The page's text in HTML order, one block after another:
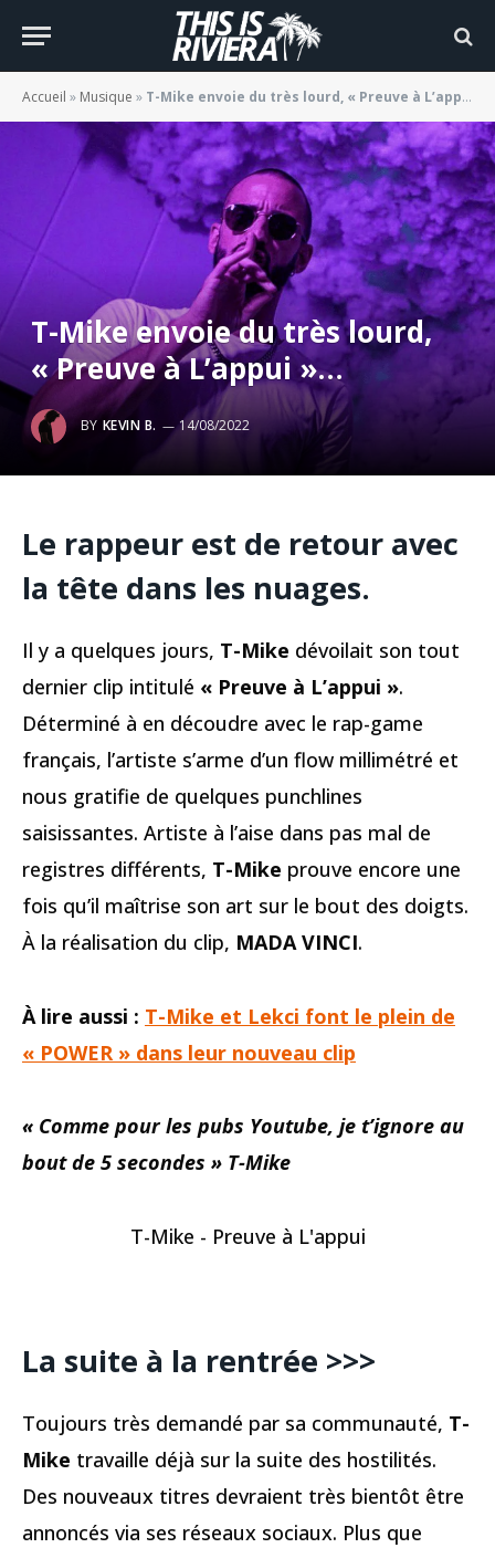
Accueil » Musique » T-Mike envoie du très lourd, « Preuve à L’appui »…
T-Mike envoie du très lourd,
« Preuve à L’appui »…
BY KEVIN B. 14/08/2022
Le rappeur est de retour avec
la tête dans les nuages.
Il y a quelques jours, T-Mike dévoilait son tout
dernier clip intitulé « Preuve à L’appui ».
Déterminé à en découdre avec le rap-game
français, l’artiste s’arme d’un flow millimétré et
nous gratifie de quelques punchlines
saisissantes. Artiste à l’aise dans pas mal de
registres différents, T-Mike prouve encore une
fois qu’il maîtrise son art sur le bout des doigts.
À la réalisation du clip, MADA VINCI.
À lire aussi : T-Mike et Lekci font le plein de
« POWER » dans leur nouveau clip
« Comme pour les pubs Youtube, je t’ignore au
bout de 5 secondes » T-Mike
T-Mike - Preuve à L'appui
La suite à la rentrée >>>
Toujours très demandé par sa communauté, T-
Mike travaille déjà sur la suite des hostilités.
Des nouveaux titres devraient très bientôt être
annoncés via ses réseaux sociaux. Plus que